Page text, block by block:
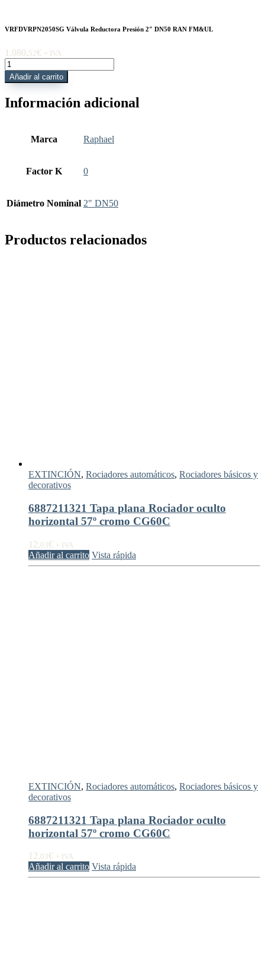
VRFDVRPN2050SG Válvula Reductora Presión 2″ DN50 RAN FM&UL
1.080,52€ + IVA
VRFDVRPN2050SG
Válvula
Reductora
2"
FM&UL
Añadir al carrito
Información adicional
Marca Raphael
Factor K 0
Diámetro Nominal 2" DN50
Productos relacionados
EXTINCIÓN, Rociadores automáticos, Rociadores básicos y
decorativos
6887211321 Tapa plana Rociador oculto
horizontal 57º cromo CG60C
12,03€ + IVA
Añadir al carrito Vista rápida
EXTINCIÓN, Rociadores automáticos, Rociadores básicos y
decorativos
6887211321 Tapa plana Rociador oculto
horizontal 57º cromo CG60C
12,03€ + IVA
Añadir al carrito Vista rápida